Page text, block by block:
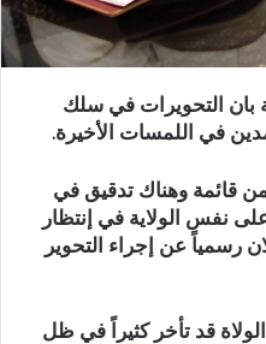
بان التحويرات في سلك
في اللمسات الأخيرة.
قائمة وهناك تدقيق في
تم طرح 3 أسماء على نفس الولاية في إنتظار
رسمياً عن إجراء التحوير
قد تأخر كثيراً في ظل